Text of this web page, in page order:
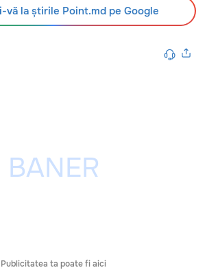
vă la știrile Point.md pe Google
Publicitatea ta poate fi aici